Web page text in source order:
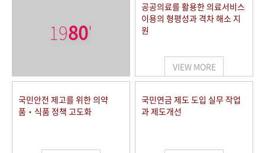
1980'
공공의료를 활용한 의료서비스
이용의 형평성과 격차 해소 지
원
VIEW MORE
국민안전 제고를 위한 의약
품‧식품 정책 고도화
국민연금 제도 도입 실무 작업
과 제도개선